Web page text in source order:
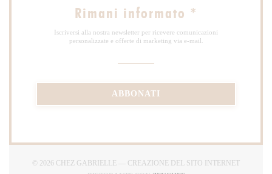
Rimani informato *
Iscriversi alla nostra newsletter per ricevere comunicazioni
personalizzate e offerte di marketing via e-mail.
ABBONATI
© 2026 CHEZ GABRIELLE — CREAZIONE DEL SITO INTERNET